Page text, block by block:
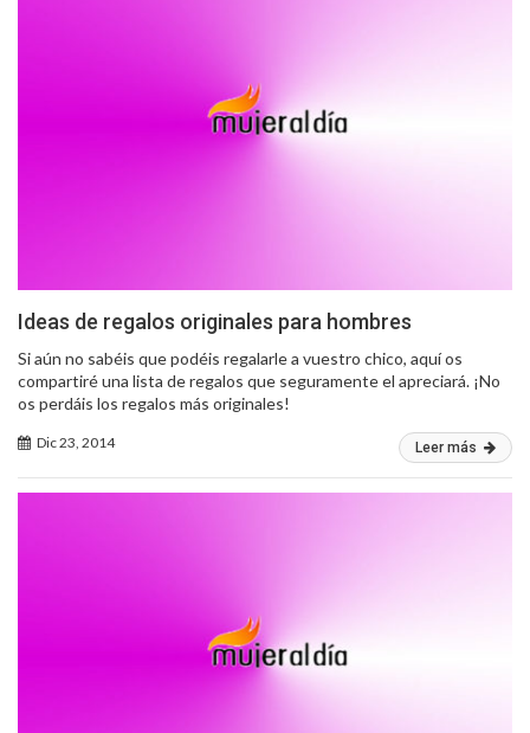
Ideas de regalos originales para hombres
Si aún no sabéis que podéis regalarle a vuestro chico, aquí os
compartiré una lista de regalos que seguramente el apreciará. ¡No
os perdáis los regalos más originales!
Dic 23, 2014 Leer más